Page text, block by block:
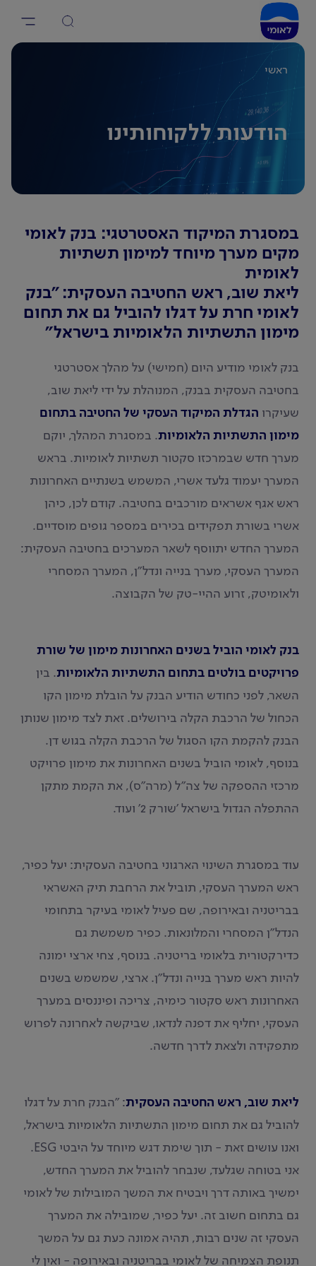
ראשי
הודעות ללקוחותינו
במסגרת המיקוד האסטרטגי: בנק לאומי
מקים מערך מיוחד למימון תשתיות
לאומית
ליאת שוב, ראש החטיבה העסקית: "בנק
לאומי חרת על דגלו להוביל גם את תחום
מימון התשתיות הלאומיות בישראל"
בנק לאומי מודיע היום (חמישי) על מהלך אסטרטגי
בחטיבה העסקית בבנק, המנוהלת על ידי ליאת שוב,
שעיקרו הגדלת המיקוד העסקי של החטיבה בתחום
מימון התשתיות הלאומיות. במסגרת המהלך, יוקם
מערך חדש שבמרכזו סקטור תשתיות לאומיות. בראש
המערך יעמוד גלעד אשרי, המשמש בשנתיים האחרונות
ראש אגף אשראים מורכבים בחטיבה. קודם לכן, כיהן
אשרי בשורת תפקידים בכירים במספר גופים מוסדיים.
המערך החדש יתווסף לשאר המערכים בחטיבה העסקית:
המערך העסקי, מערך בנייה ונדל"ן, המערך המסחרי
ולאומיטק, זרוע ההיי-טק של הקבוצה.
בנק לאומי הוביל בשנים האחרונות מימון של שורת
פרויקטים בולטים בתחום התשתיות הלאומיות. בין
השאר, לפני כחודש הודיע הבנק על הובלת מימון הקו
הכחול של הרכבת הקלה בירושלים. זאת לצד מימון שנותן
הבנק להקמת הקו הסגול של הרכבת הקלה בגוש דן.
בנוסף, לאומי הוביל בשנים האחרונות את מימון פרויקט
מרכזי ההספקה של צה"ל (מרה"ס), את הקמת מתקן
ההתפלה הגדול בישראל 'שורק 2' ועוד.
עוד במסגרת השינוי הארגוני בחטיבה העסקית: יעל כפיר,
ראש המערך העסקי, תוביל את הרחבת תיק האשראי
בבריטניה ובאירופה, שם פעיל לאומי בעיקר בתחומי
הנדל"ן המסחרי והמלונאות. כפיר משמשת גם
כדירקטורית בלאומי בריטניה. בנוסף, צחי ארצי ימונה
להיות ראש מערך בנייה ונדל"ן. ארצי, שמשמש בשנים
האחרונות ראש סקטור כימיה, צריכה ופיננסים במערך
העסקי, יחליף את דפנה לנדאו, שביקשה לאחרונה לפרוש
מתפקידה ולצאת לדרך חדשה.
ליאת שוב, ראש החטיבה העסקית: "הבנק חרת על דגלו
להוביל גם את תחום מימון התשתיות הלאומיות בישראל,
ואנו עושים זאת - תוך שימת דגש מיוחד על היבטי ESG.
אני בטוחה שגלעד, שנבחר להוביל את המערך החדש,
ימשיך באותה דרך ויבטיח את המשך המובילות של לאומי
גם בתחום חשוב זה. יעל כפיר, שמובילה את המערך
העסקי זה שנים רבות, תהיה אמונה כעת גם על המשך
תנופת הצמיחה של לאומי בבריטניה ובאירופה - ואין לי